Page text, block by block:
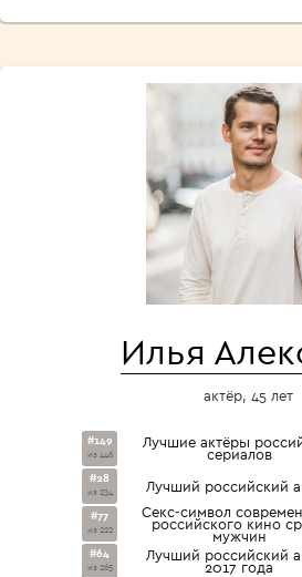
Илья
актёр, 45 лет
#149
из 446
Лучшие актёры
сериалов
#28
из 234 Лучший российский
#77
из 222
Секс-символ
российского кино
мужчин
#64
из 265
Лучший российский
2017 года